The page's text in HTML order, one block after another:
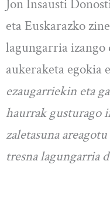
Jon Insausti
eta Euskarazko
lagungarria izango
aukeraketa egokia
ezaugarriekin eta
haurrak gusturago
zaletasuna
tresna lagungarria